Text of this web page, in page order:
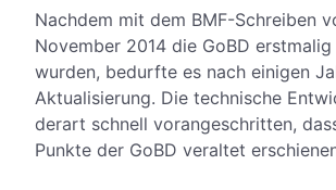
Nachdem mit dem BMF-Schreiben
November 2014 die GoBD
wurden, bedurfte es nach einigen
Aktualisierung. Die technische
derart schnell vorangeschritten,
Punkte der GoBD veraltet